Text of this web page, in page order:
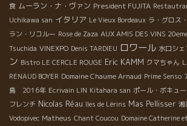
食 ムーラン・ナ・ヴァン President FUJITA
Uchikawa san イタリア Le Vieux Bordeaux ラ・グロス
ラン・リコルー Rose de Zaza AUX AMIS DES VINS
Tsuchida VINEXPO Denis TARDIEU ロワール 水口シェ
ン Bistro LE CERCLE ROUGE Eric KAMM クマちゃん
RENAUD BOYER Domaine Chaume Arnaud Prime Senso
島 2016年 Ecrivain LIN Kitahara san ポール・ボキュ
フレンチ Nicolas Réau îles de Lérins Mas Pellisser 湘
Vodopivec Matheus Chant Coucou Domaine Catherine